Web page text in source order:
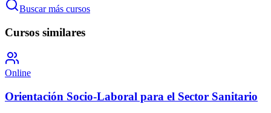
Buscar más cursos
Cursos similares
Online
Orientación Socio-Laboral para el Sector Sanitario